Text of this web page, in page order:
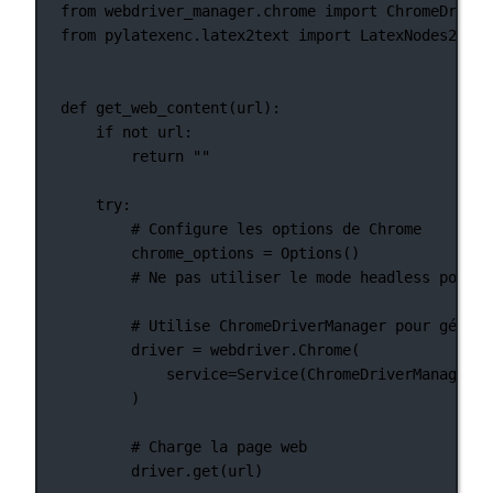
from webdriver_manager.chrome import
from pylatexenc.latex2text import LatexNodes2Text
def get_web_content (url):
if
not url:
return
""
try:
# Configure les options de Chrome
chrome_options = Options()
# Ne pas utiliser le mode headless pour
# Utilise ChromeDriverManager pour
driver = webdriver.Chrome(
service=
)
# Charge la page web
driver.get(url)